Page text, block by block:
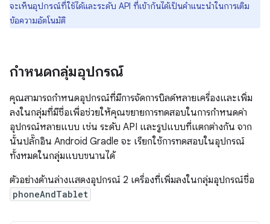
จะเห็นอุปกรณ์ที่ใช้ได้และระดับ API ที่เข้ากันได้เป็นคำแนะนำในการเติม
ข้อความอัตโนมัติ
กำหนดกลุ่มอุปกรณ์
คุณสามารถกำหนดอุปกรณ์ที่มีการจัดการบิลด์หลายเครื่องและเพิ่ม
ลงในกลุ่มที่มีชื่อเพื่อช่วยให้คุณขยายการทดสอบในการกำหนดค่า
อุปกรณ์หลายแบบ เช่น ระดับ API และรูปแบบที่แตกต่างกัน จาก
นั้นปลั๊กอิน Android Gradle จะ เรียกใช้การทดสอบในอุปกรณ์
ทั้งหมดในกลุ่มแบบขนานได้
ตัวอย่างด้านล่างแสดงอุปกรณ์ 2 เครื่องที่เพิ่มลงในกลุ่มอุปกรณ์ชื่อ
phoneAndTablet